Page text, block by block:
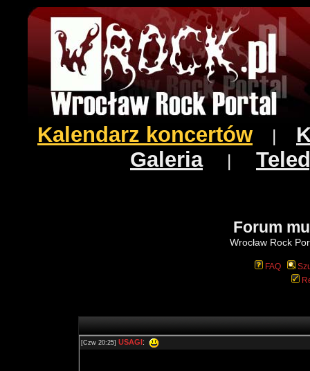
Kalendarz koncertów
Galeria|
Forum
Wrocław Rock
FAQ